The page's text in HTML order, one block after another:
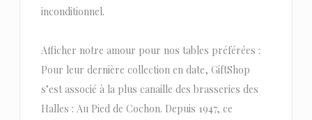
inconditionnel.
Afficher notre amour pour nos tables préférées :
Pour leur dernière collection en date, GiftShop
s’est associé à la plus canaille des brasseries des
Halles : Au Pied de Cochon. Depuis 1947, ce